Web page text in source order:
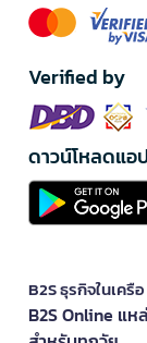
Verified by
ดาวน์โหลดแอ
B2S ธุรกิจในเค
B2S Online แห